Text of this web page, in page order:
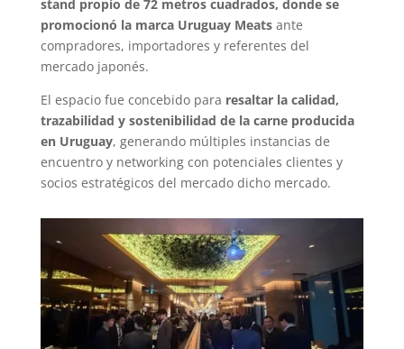
stand propio de 72 metros cuadrados, donde se
promocionó la marca Uruguay Meatsante
compradores, importadores y referentes del
mercado japonés.
El espacio fue concebido para resaltar la calidad,
trazabilidad y sostenibilidad de la carne producida
en Uruguay, generando múltiples instancias de
encuentro y networking con potenciales clientes y
socios estratégicos del mercado dicho mercado.